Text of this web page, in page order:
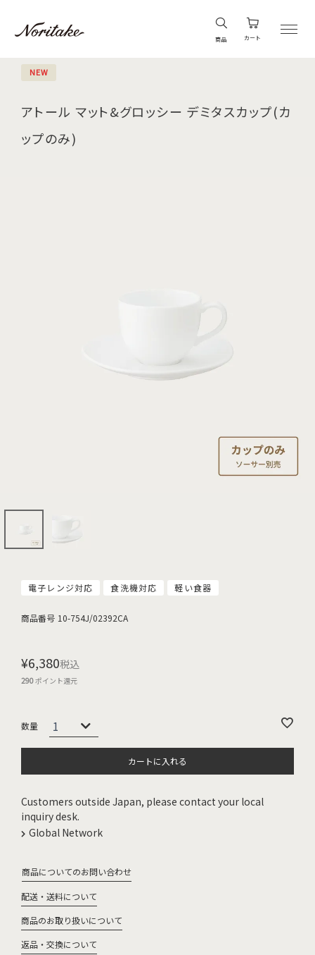
商品 カート
NEW
アトール マット&グロッシー デミタスカップ(カ
ップのみ)
電子レンジ対応 食洗機対応 軽い食器
商品番号 10-754J/02392CA
¥6,380税込
290ポイント還元
カートに入れる
Customers outside Japan, please contact your local
inquiry desk.
Global Network
商品についてのお問い合わせ
配送・送料について
商品のお取り扱いについて
返品・交換について